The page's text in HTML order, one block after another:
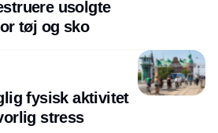
usolgte
tøj og sko
fysisk aktivitet
stress